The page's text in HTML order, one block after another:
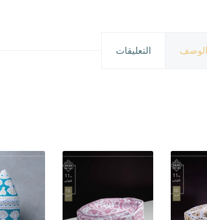
الوصف التعليقات